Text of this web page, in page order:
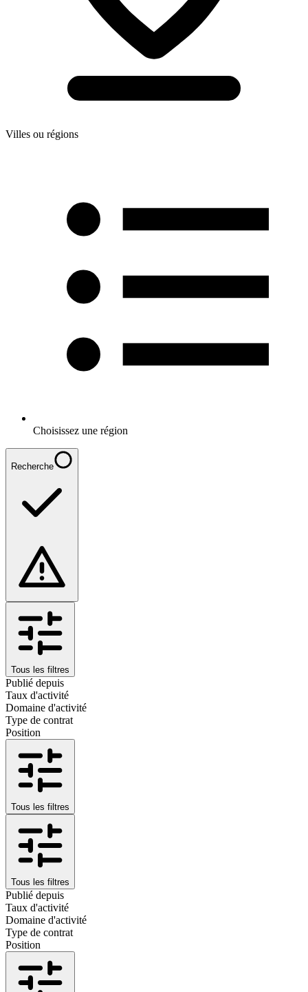
Villes ou régions
Choisissez une région
Recherche
Tous les filtres
Publié depuis
Taux d'activité
Domaine d'activité
Type de contrat
Position
Tous les filtres
Tous les filtres
Publié depuis
Taux d'activité
Domaine d'activité
Type de contrat
Position